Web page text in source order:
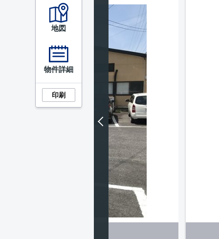
地図
物件詳細
印刷